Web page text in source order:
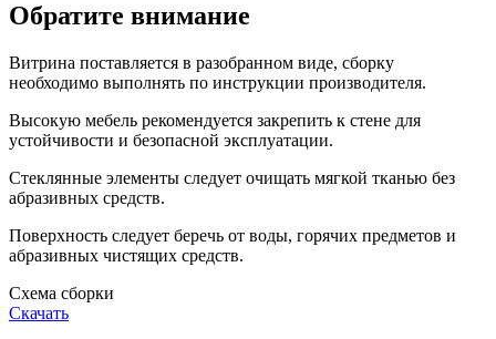
Обратите внимание
Витрина поставляется в разобранном виде, сборку
необходимо выполнять по инструкции производителя.
Высокую мебель рекомендуется закрепить к стене для
устойчивости и безопасной эксплуатации.
Стеклянные элементы следует очищать мягкой тканью без
абразивных средств.
Поверхность следует беречь от воды, горячих предметов и
абразивных чистящих средств.
Схема сборки
Скачать